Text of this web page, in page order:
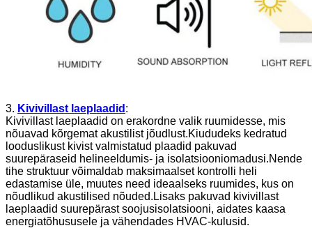
3. Kivivillast laeplaadid :
Kivivillast laeplaadid on erakordne valik ruumidesse, mis
nõuavad kõrgemat akustilist jõudlust.Kiududeks kedratud
looduslikust kivist valmistatud plaadid pakuvad
suurepäraseid helineeldumis- ja isolatsiooniomadusi.Nende
tihe struktuur võimaldab maksimaalset kontrolli heli
edastamise üle, muutes need ideaalseks ruumides, kus on
nõudlikud akustilised nõuded.Lisaks pakuvad kivivillast
laeplaadid suurepärast soojusisolatsiooni, aidates kaasa
energiatõhususele ja vähendades HVAC-kulusid.